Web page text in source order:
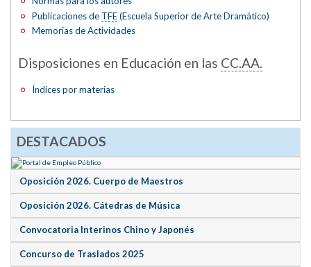
Publicaciones de TFE(Escuela Superior de Arte Dramático)
Memorias de Actividades
Disposiciones en Educación en las CC.AA.
Índices por materias
DESTACADOS
Oposición 2026. Cuerpo de Maestros
Oposición 2026. Cátedras de Música
Convocatoria Interinos Chino y Japonés
Concurso de Traslados 2025